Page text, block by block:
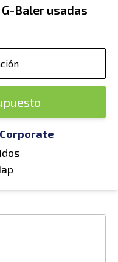
Baler usadas